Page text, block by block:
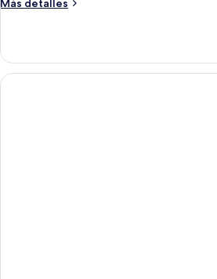
Más detalles
cuádruple
panorámica